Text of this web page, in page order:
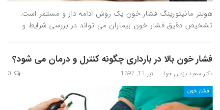
هولتر مانیتورینگ فشار خون یک روش ادامه دار و مستمر است.
تشخیص دقیق فشار خون بیماران می تواند در بررسی شرایط و…
فشار خون بالا در بارداری چگونه کنترل و درمان می شود؟
دکتر سعید یزدان خواه تیر 11, 1397
فشار خون